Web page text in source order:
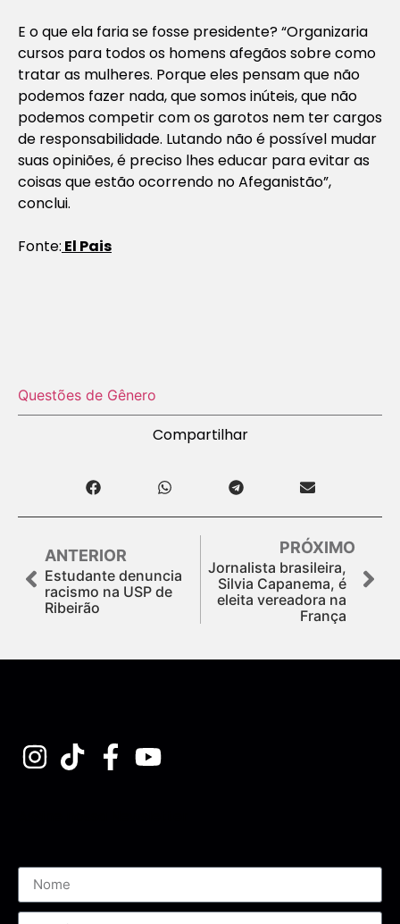
E o que ela faria se fosse presidente? “Organizaria
cursos para todos os homens afegãos sobre como
tratar as mulheres. Porque eles pensam que não
podemos fazer nada, que somos inúteis, que não
podemos competir com os garotos nem ter cargos
de responsabilidade. Lutando não é possível mudar
suas opiniões, é preciso lhes educar para evitar as
coisas que estão ocorrendo no Afeganistão”,
conclui.
Fonte: El Pais
Questões de Gênero
Compartilhar
ANTERIOR
Estudante denuncia
racismo na USP de
Ribeirão
PRÓXIMO
Jornalista brasileira,
Silvia Capanema, é
eleita vereadora na
França